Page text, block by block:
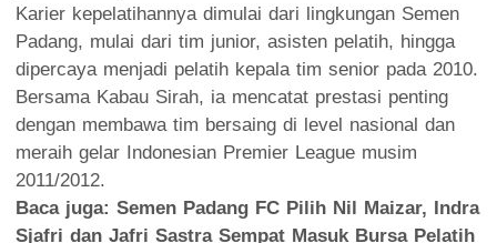
Karier kepelatihannya dimulai dari lingkungan Semen
Padang, mulai dari tim junior, asisten pelatih, hingga
dipercaya menjadi pelatih kepala tim senior pada 2010.
Bersama Kabau Sirah, ia mencatat prestasi penting
dengan membawa tim bersaing di level nasional dan
meraih gelar Indonesian Premier League musim
2011/2012.
Baca juga: Semen Padang FC Pilih Nil Maizar, Indra
Sjafri dan Jafri Sastra Sempat Masuk Bursa Pelatih